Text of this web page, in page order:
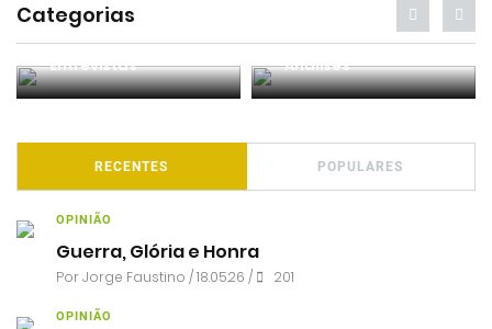
Categorias
Entrevistas Análises
RECENTES POPULARES
OPINIÃO
Guerra, Glória e Honra
PorJorge Faustino / 18.05.26 / 201
OPINIÃO